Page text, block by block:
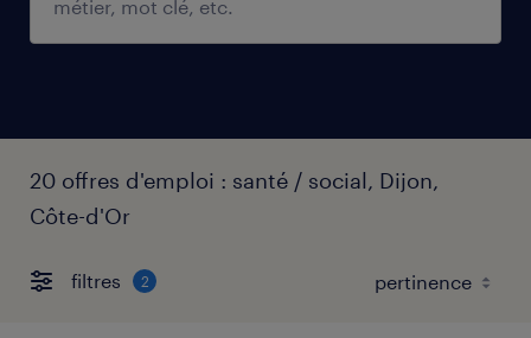
20 offres d'emploi : santé / social, Dijon,
Côte-d'Or
filtres 2